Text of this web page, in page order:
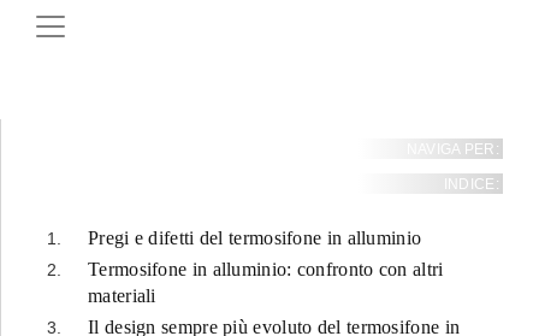
NAVIGA PER:
INDICE:
Pregi e difetti del termosifone in alluminio
Termosifone in alluminio: confronto con altri
materiali
Il design sempre più evoluto del termosifone in